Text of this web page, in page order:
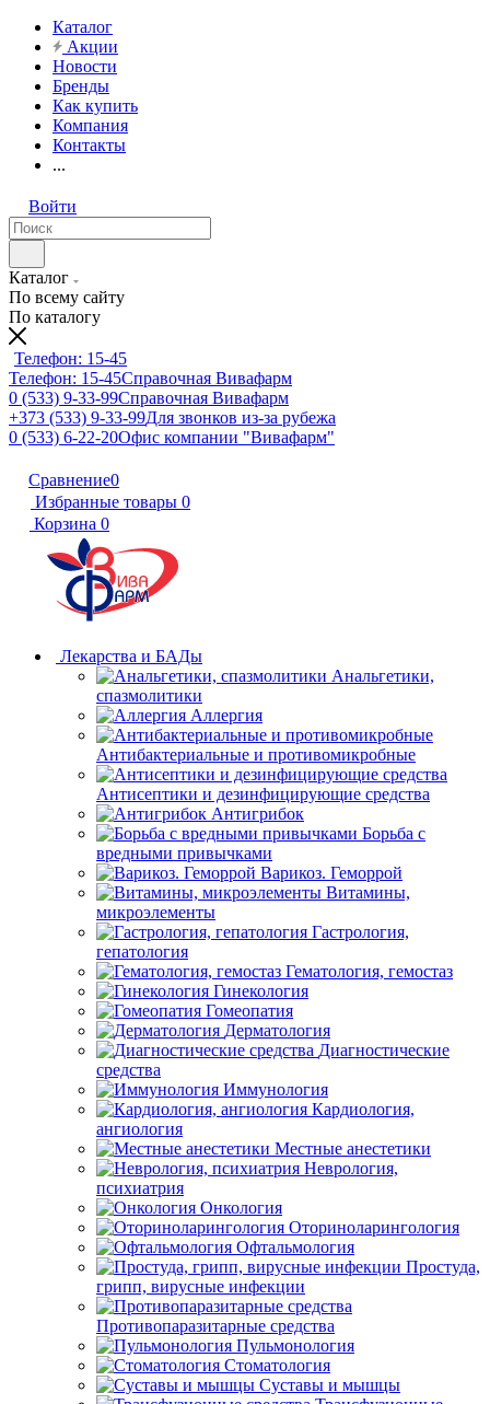
Каталог
Акции
Новости
Бренды
Как купить
Компания
Контакты
...
Войти
Каталог
По всему сайту
По каталогу
Телефон: 15-45
Телефон: 15-45Справочная Вивафарм
0 (533) 9-33-99Справочная Вивафарм
+373 (533) 9-33-99Для звонков из-за рубежа
0 (533) 6-22-20Офис компании "Вивафарм"
Сравнение0
Избранные товары 0
Корзина 0
Лекарства и БАДы
Анальгетики,
спазмолитики
Аллергия
Антибактериальные и противомикробные
Антисептики и дезинфицирующие средства
Антигрибок
Борьба с
вредными привычками
Варикоз. Геморрой
Витамины,
микроэлементы
Гастрология,
гепатология
Гематология, гемостаз
Гинекология
Гомеопатия
Дерматология
Диагностические
средства
Иммунология
Кардиология,
ангиология
Местные анестетики
Неврология,
психиатрия
Онкология
Оториноларингология
Офтальмология
Простуда,
грипп, вирусные инфекции
Противопаразитарные средства
Пульмонология
Стоматология
Суставы и мышцы